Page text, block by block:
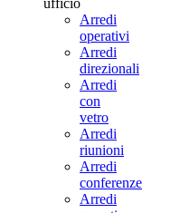
ufficio
Arredi
operativi
Arredi
direzionali
Arredi
con
vetro
Arredi
riunioni
Arredi
conferenze
Arredi